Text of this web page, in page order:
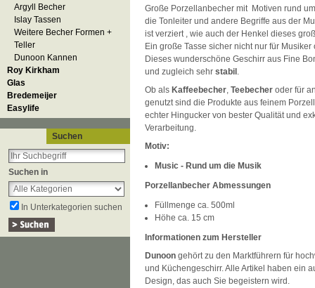
Argyll Becher
Islay Tassen
Weitere Becher Formen +
Teller
Dunoon Kannen
Roy Kirkham
Glas
Bredemeijer
Easylife
Suchen
Suchen in
In Unterkategorien suchen
Große Porzellanbecher mit Motiven rund
die Tonleiter und andere Begriffe aus der
ist verziert , wie auch der Henkel dieses
Ein große Tasse sicher nicht nur für
Dieses wunderschöne Geschirr aus Fine
und zugleich sehr stabil .
Ob als Kaffeebecher, Teebecher oder für
genutzt sind die Produkte aus feinem
echter Hingucker von bester Qualität und
Verarbeitung.
Motiv:
Music - Rund um die Musik
Porzellanbecher Abmessungen
Füllmenge ca. 500ml
Höhe ca. 15 cm
Informationen zum Hersteller
Dunoon gehört zu den Marktführern für
und Küchengeschirr. Alle Artikel haben ein
Design, das auch Sie begeistern wird.